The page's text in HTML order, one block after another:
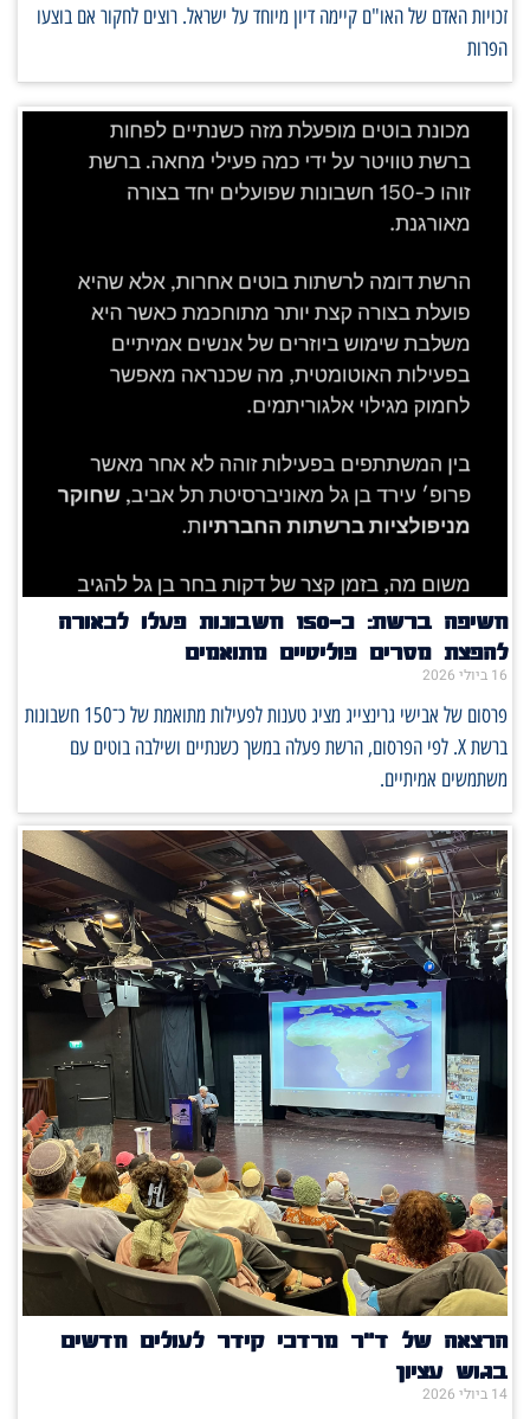
זכויות האדם של האו"ם קיימה דיון מיוחד על ישראל. רוצים לחקור אם בוצעו
הפרות
חשיפה ברשת: כ־150 חשבונות פעלו לכאורה
להפצת מסרים פוליטיים מתואמים
16 ביולי 2026
פרסום של אבישי גרינצייג מציג טענות לפעילות מתואמת של כ־150 חשבונות
ברשת X. לפי הפרסום, הרשת פעלה במשך כשנתיים ושילבה בוטים עם
משתמשים אמיתיים.
הרצאה של ד"ר מרדכי קידר לעולים חדשים
בגוש עציון
14 ביולי 2026